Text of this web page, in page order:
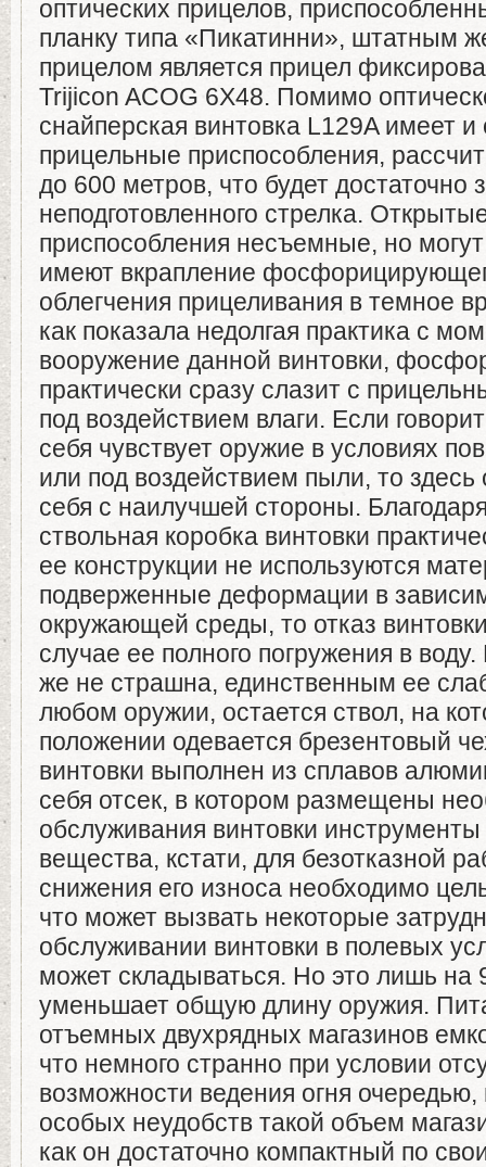
оптических прицелов,
планку типа «Пикатинни», штатным
прицелом является прицел
Trijicon ACOG 6X48. Помимо
снайперская винтовка L129A имеет
прицельные приспособления,
до 600 метров, что будет достаточно
неподготовленного стрелка.
приспособления несъемные, но
имеют вкрапление
облегчения прицеливания в темное
как показала недолгая практика с
вооружение данной винтовки,
практически сразу слазит с
под воздействием влаги. Если
себя чувствует оружие в условиях
или под воздействием пыли, то
себя с наилучшей стороны.
ствольная коробка винтовки
ее конструкции не используются
подверженные деформации в
окружающей среды, то отказ
случае ее полного погружения в
же не страшна, единственным ее
любом оружии, остается ствол, на
положении одевается брезентовый
винтовки выполнен из сплавов
себя отсек, в котором размещены
обслуживания винтовки
вещества, кстати, для безотказной
снижения его износа необходимо
что может вызвать некоторые
обслуживании винтовки в полевых
может складываться. Но это лишь на
уменьшает общую длину оружия.
отъемных двухрядных магазинов
что немного странно при условии
возможности ведения огня очередью,
особых неудобств такой объем
как он достаточно компактный по